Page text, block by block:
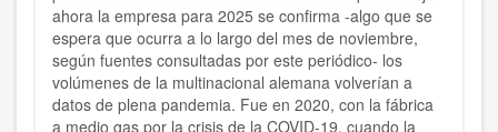
ahora la empresa para 2025 se confirma -algo que se
espera que ocurra a lo largo del mes de noviembre,
según fuentes consultadas por este periódico- los
volúmenes de la multinacional alemana volverían a
datos de plena pandemia. Fue en 2020, con la fábrica
a medio gas por la crisis de la COVID-19, cuando la